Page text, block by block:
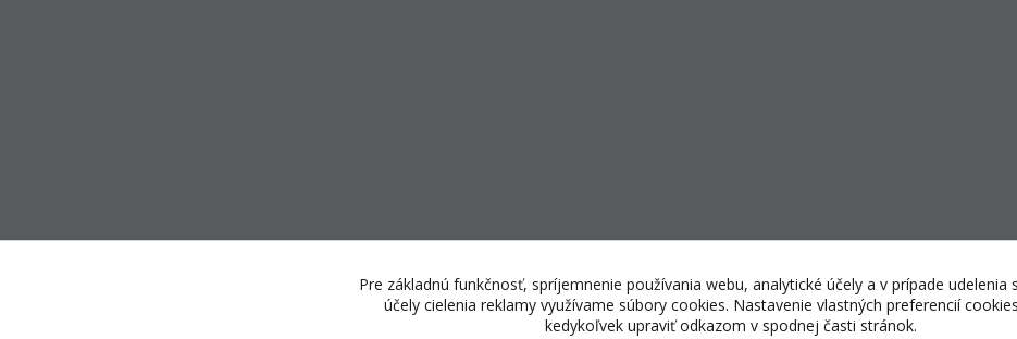
Pre základnú funkčnosť, spríjemnenie používania webu, analytické účely a v prípade udelenia
účely cielenia reklamy využívame súbory cookies. Nastavenie vlastných preferencií
kedykoľvek upraviť odkazom v spodnej časti stránok.